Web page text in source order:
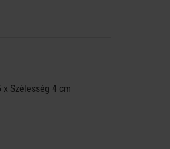
Szélesség 4 cm